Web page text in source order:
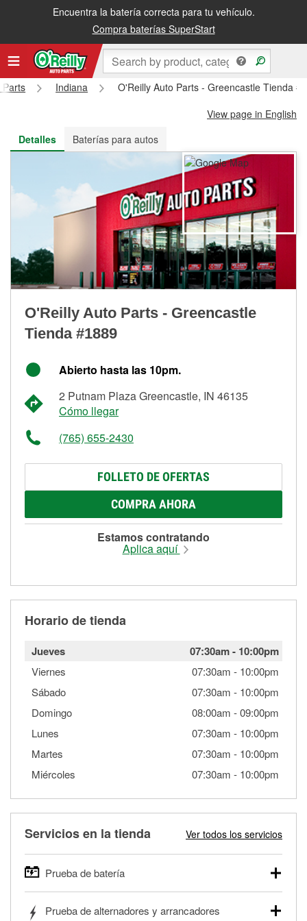
Encuentra la batería correcta para tu vehículo.
Compra baterías SuperStart
Recibe tu orden gratis al día siguiente o recógela en la tienda
Parts Indiana
O'Reilly Auto Parts - Greencastle Tienda
View page in English
Detalles
Baterías para autos
O'Reilly Auto Parts - Greencastle
Tienda #1889
Abierto hasta las 10pm.
2 Putnam Plaza Greencastle, IN 46135
Cómo llegar
(765) 655-2430
FOLLETO DE OFERTAS
COMPRA AHORA
Estamos contratando
Aplica aquí
Horario de tienda
Jueves 07:30am- 10:00pm
Viernes 07:30am - 10:00pm
Sábado
07:30am - 10:00pm
Domingo
08:00am -09:00pm
Lunes
07:30am - 10:00pm
Martes
07:30am - 10:00pm
Miércoles
07:30am - 10:00pm
Servicios en la tienda Ver todos los servicios
Prueba de batería
autos, camionetas, SUVs, vehículos comerciales y
Prueba de alternadores y arrancadores